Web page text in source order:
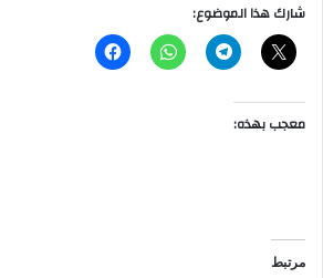
شارك هذا الموضوع:
معجب بهذه:
مرتبط